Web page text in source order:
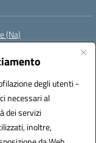
degli utenti -
necessari al
dei servizi
inoltre,
(Na)
ISTSC_NAIC86400X